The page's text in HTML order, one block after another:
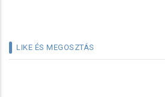
LIKE ÉS MEGOSZTÁS